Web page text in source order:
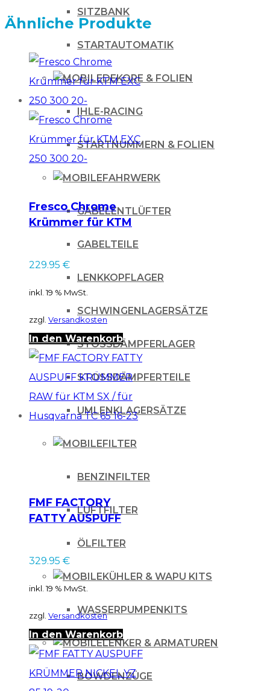
SITZBANK
STARTAUTOMATIK
DEKORE & FOLIEN
IHLE-RACING
STARTNUMMERN & FOLIEN
FAHRWERK
GABELENTLÜFTER
GABELTEILE
LENKKOPFLAGER
SCHWINGENLAGERSÄTZE
STOSSDÄMPFERLAGER
STOSSDÄMPFERTEILE
UMLENKLAGERSÄTZE
FILTER
BENZINFILTER
LUFTFILTER
ÖLFILTER
KÜHLER & WAPU KITS
WASSERPUMPENKITS
LENKER & ARMATUREN
BOWDENZÜGE
Ähnliche Produkte
Fresco Chrome
Krümmer für KTM
EXC 250 300 20-
229.95 €
inkl. 19 % MwSt.
zzgl. Versandkosten
In den Warenkorb
FMF FACTORY
FATTY AUSPUFF
KTM SX / für
Husqvarna TC 65 16-
23
329.95 €
inkl. 19 % MwSt.
zzgl. Versandkosten
In den Warenkorb